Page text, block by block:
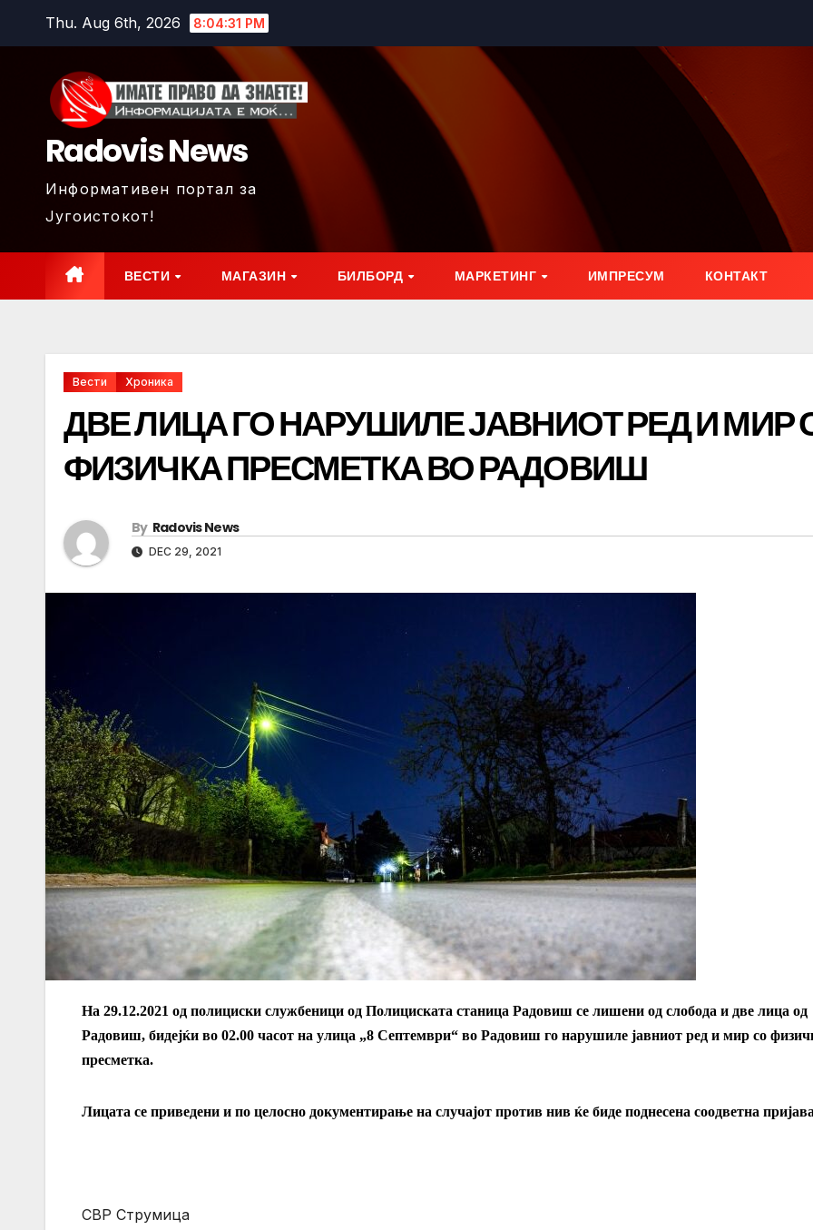
Thu. Aug 6th, 2026 8:04:32 PM
Radovis News
Информативен портал за
Југоистокот!
ВЕСТИ МАГАЗИН БИЛБОРД МАРКЕТИНГ ИМПРЕСУМ КОНТАКТ
Вести Хроника
ДВЕ ЛИЦА ГО НАРУШИЛЕ ЈАВНИОТ РЕД И МИР
ФИЗИЧКА ПРЕСМЕТКА ВО РАДОВИШ
By Radovis News
DEC 29, 2021
На 29.12.2021 од полициски службеници од Полициската станица Радовиш се лишени од слобода и две лица од
Радовиш, бидејќи во 02.00 часот на улица „8 Септември“ во Радовиш го нарушиле јавниот ред и мир со
пресметка.
Лицата се приведени и по целосно документирање на случајот против нив ќе биде поднесена соодветна
СВР Струмица